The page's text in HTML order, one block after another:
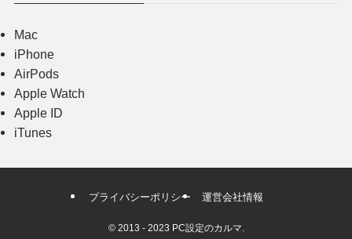
Mac
iPhone
AirPods
Apple Watch
Apple ID
iTunes
プライバシーポリシー 運営会社情報
©2013 - 2023 PC設定のカルマ.